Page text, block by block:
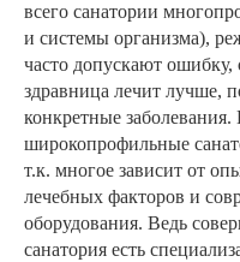
всего санатории
и системы организма),
часто допускают ошибку,
здравница лечит лучше,
конкретные
широкопрофильные
т.к. многое зависит от
лечебных факторов и
оборудования. Ведь
санатория есть